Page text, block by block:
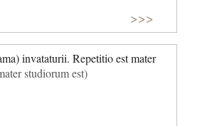
>>>
invataturii. Repetitio est mater
studiorum est)